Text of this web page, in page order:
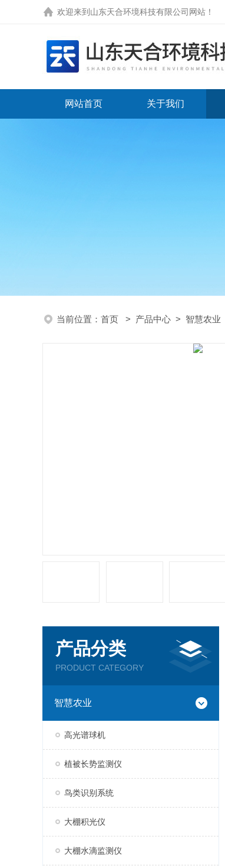
欢迎来到 山东天合环境科技有限公司网站 ！
网站首页 关于我们
当前位置： 首页 > 产品中心 > 智慧农业
产品分类
PRODUCT CATEGORY
智慧农业
高光谱球机
植被长势监测仪
鸟类识别系统
大棚积光仪
大棚水滴监测仪